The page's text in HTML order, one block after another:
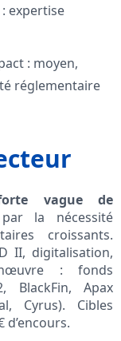
expertise
: moyen,
réglementaire
vague de
la nécessité
croissants.
II, digitalisation,
: fonds
BlackFin, Apax
Cyrus). Cibles
d’encours.